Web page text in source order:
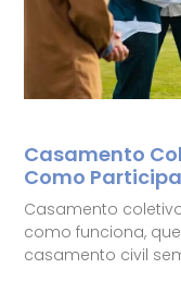
Casamento
Como
Casamento
como funciona,
casamento civil